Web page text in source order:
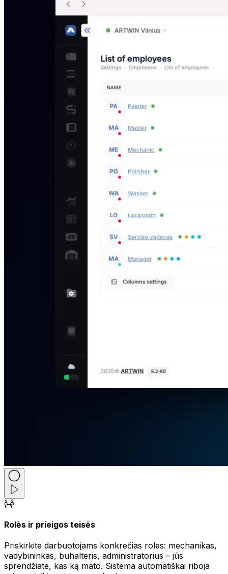
Rolės ir prieigos teisės
Priskirkite darbuotojams konkrečias roles: mechanikas,
vadybininkas, buhalteris, administratorius – jūs
sprendžiate, kas ką mato. Sistema automatiškai riboja